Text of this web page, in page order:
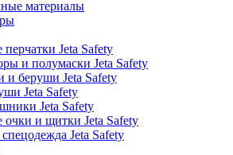
материалы
Jeta Safety
и полумаски Jeta Safety
и беруши Jeta Safety
Jeta Safety
Jeta Safety
и щитки Jeta Safety
Jeta Safety